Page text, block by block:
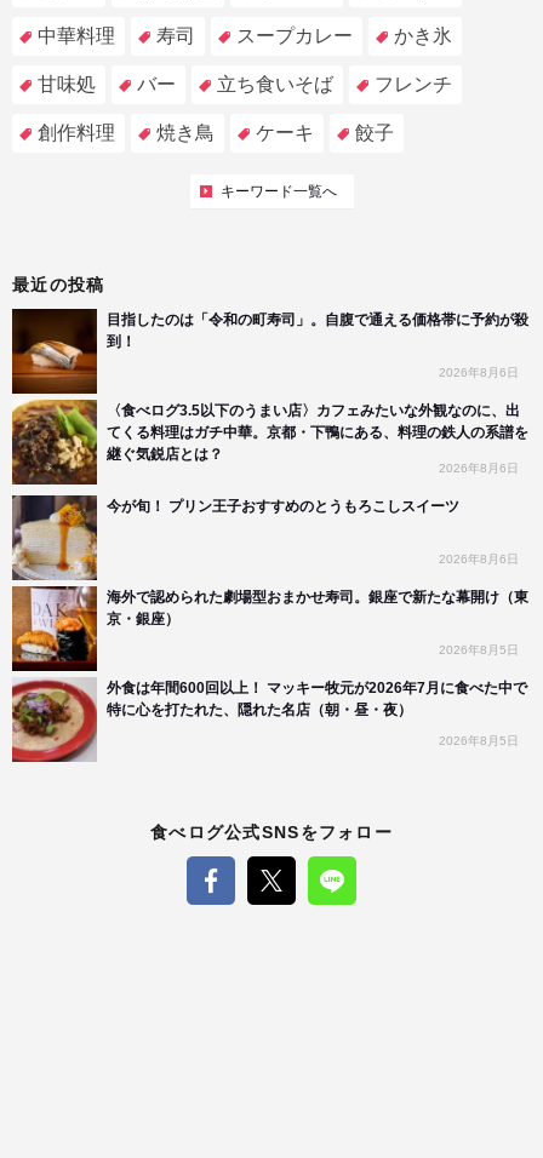
中華料理 寿司 スープカレー かき氷
甘味処 バー 立ち食いそば フレンチ
創作料理 焼き鳥 ケーキ 餃子
キーワード一覧へ
最近の投稿
目指したのは「令和の町寿司」。自腹で通える価格帯に予約が殺
到！
2026年8月6日
〈食べログ3.5以下のうまい店〉カフェみたいな外観なのに、出
てくる料理はガチ中華。京都・下鴨にある、料理の鉄人の系譜を
継ぐ気鋭店とは？
2026年8月6日
今が旬！ プリン王子おすすめのとうもろこしスイーツ
2026年8月6日
海外で認められた劇場型おまかせ寿司。銀座で新たな幕開け（東
京・銀座）
2026年8月5日
外食は年間600回以上！ マッキー牧元が2026年7月に食べた中で
特に心を打たれた、隠れた名店（朝・昼・夜）
2026年8月5日
食べログ公式SNSをフォロー